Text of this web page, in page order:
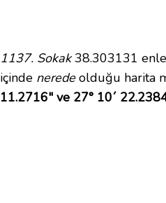
1137. Sokak38.303131
içinde neredeolduğu harita
11.2716" ve 27° 10´